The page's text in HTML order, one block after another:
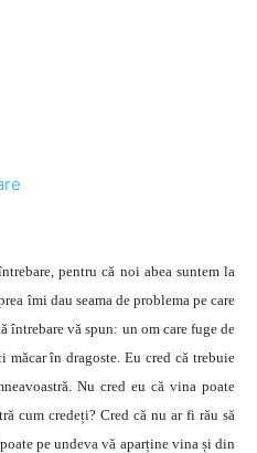
pentru că noi abea suntem la
îmi dau seama de problema pe care
întrebare vă spun: un om care fuge de
în dragoste. Eu cred că trebuie
Nu cred eu că vina poate
cum credeți? Cred că nu ar fi rău să
pe undeva vă aparține vina și din